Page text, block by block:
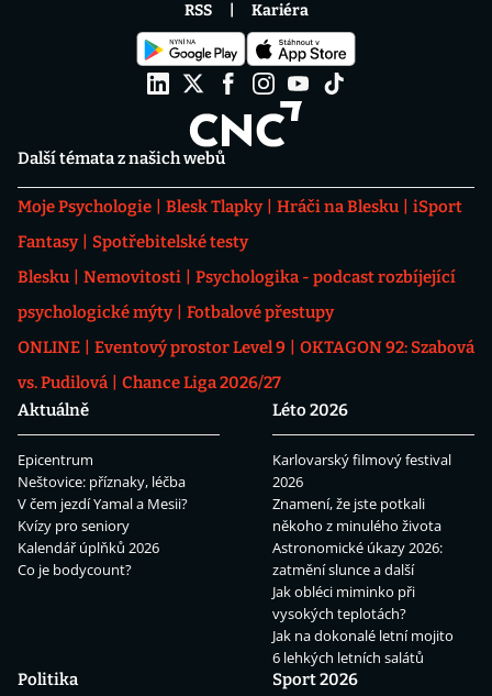
Další témata z našich webů
Moje Psychologie Blesk Tlapky Hráči na Blesku
iSport
Fantasy
Spotřebitelské testy
Blesku
Nemovitosti
Psychologika - podcast rozbíjející
psychologické mýty
Fotbalové přestupy
ONLINE
Eventový prostor Level 9
OKTAGON 92: Szabová
vs. Pudilová
Chance Liga 2026/27
Aktuálně
Epicentrum
Neštovice: příznaky, léčba
V čem jezdí Yamal a Mesii?
Kvízy pro seniory
Kalendář úplňků 2026
Co je bodycount?
Léto 2026
Karlovarský filmový festival
2026
Znamení, že jste potkali
někoho z minulého života
Astronomické úkazy 2026:
zatmění slunce a další
Jak obléci miminko při
vysokých teplotách?
Jak na dokonalé letní mojito
6 lehkých letních salátů
Politika
Sport 2026
RSS Kariéra